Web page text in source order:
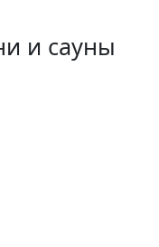
и сауны